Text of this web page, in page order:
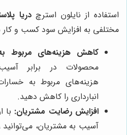
استفاده از نایلون استرچدریا
مختلفی به افزایش سود کسب و
کاهش هزینه‌های مربوط
محصولات در برابر
هزینه‌های مربوط به
انبارداری را کاهش دهید.
افزایش رضایت مشتریان: با
آسیب به مشتریان،